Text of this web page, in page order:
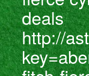
deals
http://